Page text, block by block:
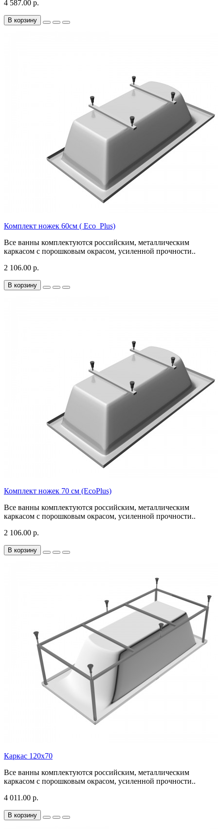
4 587.00 р.
В корзину
Комплект ножек 60см ( Eco_Plus)
Все ванны комплектуются российским, металлическим
каркасом с порошковым окрасом, усиленной прочности..
2 106.00 р.
В корзину
Комплект ножек 70 см (EcoPlus)
Все ванны комплектуются российским, металлическим
каркасом с порошковым окрасом, усиленной прочности..
2 106.00 р.
В корзину
Каркас 120x70
Все ванны комплектуются российским, металлическим
каркасом с порошковым окрасом, усиленной прочности..
4 011.00 р.
В корзину